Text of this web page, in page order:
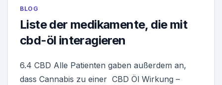
BLOG
Liste der medikamente, die mit
cbd-öl interagieren
6.4 CBD Alle Patienten gaben außerdem an,
dass Cannabis zu einer CBD Öl Wirkung –